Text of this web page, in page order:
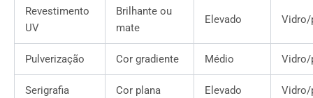
Revestimento
UV
Brilhante ou
mate
Elevado
Pulverização Cor gradiente Médio
Serigrafia Cor plana Elevado